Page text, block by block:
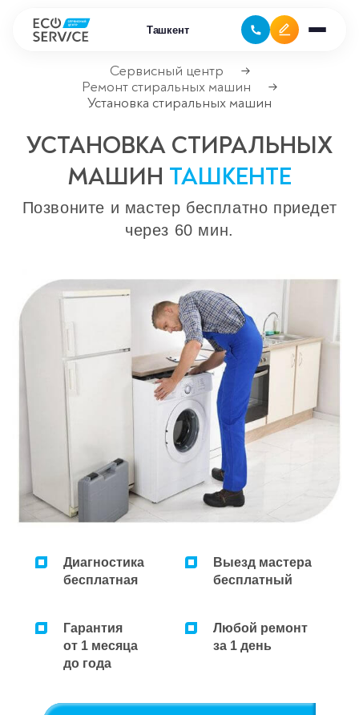
Ташкент
Ремонт бытовой техники
Ремонт климатической техники
Ремонт компьютерной техники
Ремонт цифровой техники
Ремонт кофемашин
Ремонт микроволновок
Ремонт парогенераторов
Сервисный центр
→
Ремонт стиральных машин
→
Установка стиральных машин
УСТАНОВКА СТИРАЛЬНЫХ
МАШИН ТАШКЕНТЕ
Позвоните и мастер бесплатно приедет
через 60 мин.
Диагностика
бесплатная
Выезд мастера
бесплатный
Гарантия
от 1 месяца
до года
Любой ремонт
за 1 день